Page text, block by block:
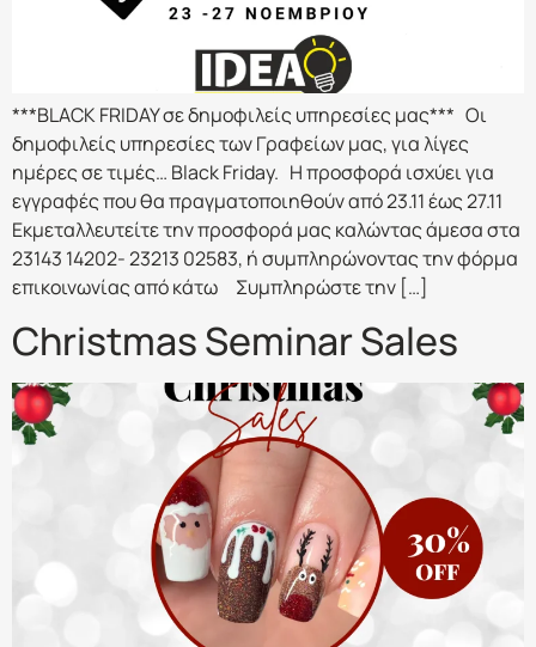
***BLACK FRIDAY σε δημοφιλείς υπηρεσίες μας*** Οι
δημοφιλείς υπηρεσίες των Γραφείων μας, για λίγες
ημέρες σε τιμές… Black Friday. Η προσφορά ισχύει για
εγγραφές που θα πραγματοποιηθούν από 23.11 έως 27.11
Εκμεταλλευτείτε την προσφορά μας καλώντας άμεσα στα
23143 14202- 23213 02583, ή συμπληρώνοντας την φόρμα
επικοινωνίας από κάτω Συμπληρώστε την […]
Christmas Seminar Sales